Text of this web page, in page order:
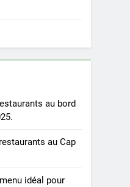
au bord
au Cap
idéal pour